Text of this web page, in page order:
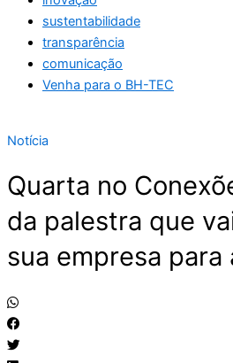
sustentabilidade
transparência
comunicação
Venha para o BH-TEC
Notícia
Quarta no
da palestra que
sua empresa para